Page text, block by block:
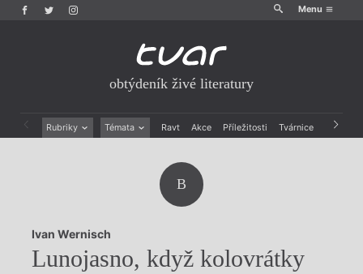
Menu
obtýdeník živé literatury
Rubriky Témata Ravt Akce Příležitosti Tvárnice Archiv
Rozhovory
Dokument
Výroční ceny
B
Ivan Wernisch
Lunojasno, když kolovrátky